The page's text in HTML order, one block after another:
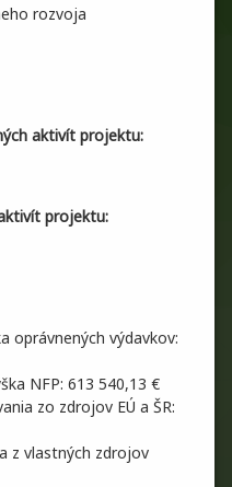
rozvoja
aktivít projektu:
projektu:
oprávnených výdavkov:
NFP: 613 540,13 €
zo zdrojov EÚ a ŠR:
z vlastných zdrojov